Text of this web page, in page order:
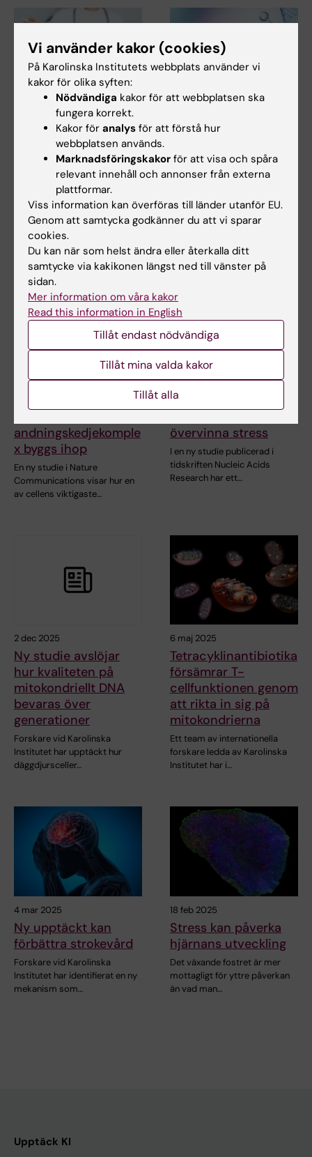
23 apr 2026
Starting Grant 2026
till forskning om
pankreatit med mini-
Amanda Andersson-Rolf vid
Karolinska Institutet tilldelas
Swedish…
Syntetiska
störa cellers DNA-
reparation
(ASO), en typ av syntetiska
genetiska läkemedel…
Nya strukturella
andningskedjekomple
x byggs ihop
En ny studie i Nature
Communications visar hur en
av cellens viktigaste…
5 dec 2025
Nytt mikroprotein
kan hjälpa
övervinna stress
I en ny studie publicerad i
tidskriften Nucleic Acids
Research har ett…
2 dec 2025
Ny studie avslöjar
hur kvaliteten på
mitokondriellt DNA
bevaras över
generationer
Forskare vid Karolinska
Institutet har upptäckt hur
däggdjursceller…
6 maj 2025
Tetracyklinantibiotika
försämrar T-
cellfunktionen genom
att rikta in sig på
mitokondrierna
Ett team av internationella
forskare ledda av Karolinska
Institutet har i…
4 mar 2025
Ny upptäckt kan
förbättra strokevård
Forskare vid Karolinska
Institutet har identifierat en ny
mekanism som…
18 feb 2025
Stress kan påverka
hjärnans utveckling
Det växande fostret är mer
mottagligt för yttre påverkan
än vad man…
Upptäck KI
Vi använder kakor (cookies)
På Karolinska Institutets webbplats använder vi
kakor för olika syften:
Nödvändiga kakor för att webbplatsen ska
fungera korrekt.
Kakor för analys för att förstå hur
webbplatsen används.
Marknadsföringskakor för att visa och spåra
relevant innehåll och annonser från externa
plattformar.
Viss information kan överföras till länder utanför EU.
Genom att samtycka godkänner du att vi sparar
cookies.
Du kan när som helst ändra eller återkalla ditt
samtycke via kakikonen längst ned till vänster på
sidan.
Mer information om våra kakor
Read this information in English
Tillåt endast nödvändiga
Tillåt mina valda kakor
Tillåt alla